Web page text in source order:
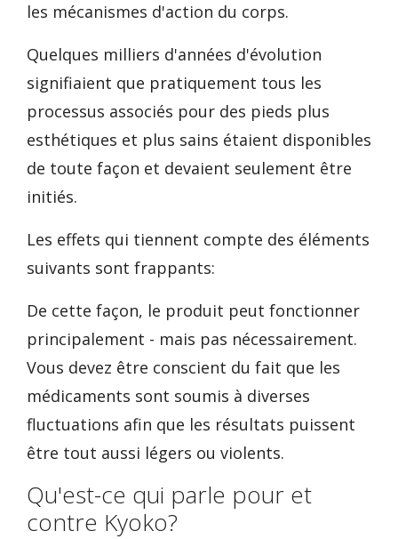
les mécanismes d'action du corps.
Quelques milliers d'années d'évolution
signifiaient que pratiquement tous les
processus associés pour des pieds plus
esthétiques et plus sains étaient disponibles
de toute façon et devaient seulement être
initiés.
Les effets qui tiennent compte des éléments
suivants sont frappants:
De cette façon, le produit peut fonctionner
principalement - mais pas nécessairement.
Vous devez être conscient du fait que les
médicaments sont soumis à diverses
fluctuations afin que les résultats puissent
être tout aussi légers ou violents.
Qu'est-ce qui parle pour et
contre Kyoko?